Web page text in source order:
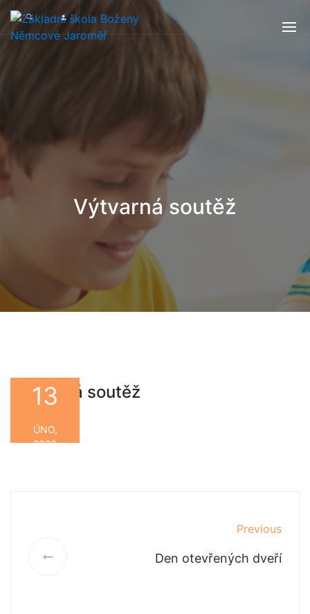
Výtvarná soutěž
Výtvarná soutěž
13
ÚNO,
2023
Previous
Den otevřených dveří